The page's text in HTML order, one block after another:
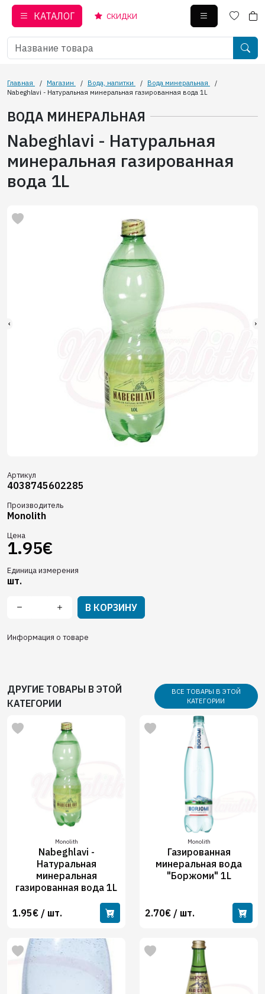
КАТАЛОГ СКИДКИ
Главная / Магазин / Вода, напитки / Вода минеральная
/
Nabeghlavi - Натуральная минеральная газированная вода 1L
ВОДА МИНЕРАЛЬНАЯ
Nabeghlavi - Натуральная
минеральная газированная
вода 1L
Артикул
4038745602285
Производитель
Monolith
Цена
1.95€
Единица измерения
шт.
В КОРЗИНУ
Информация о товаре
ДРУГИЕ ТОВАРЫ В ЭТОЙ
КАТЕГОРИИ
ВСЕ ТОВАРЫ В ЭТОЙ
КАТЕГОРИИ
Monolith
Nabeghlavi -
Натуральная
минеральная
газированная вода 1L
1.95€ / шт.
Monolith
Газированная
минеральная вода
"Боржоми" 1L
2.70€ / шт.